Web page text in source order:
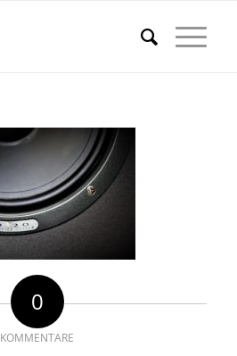
0
KOMMENTARE